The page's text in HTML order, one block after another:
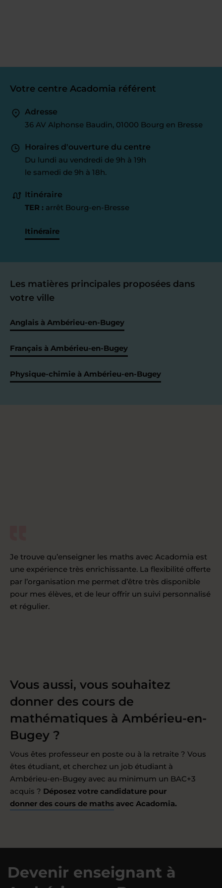
Votre centre Acadomia référent
Adresse
36 AV Alphonse Baudin, 01000 Bourg en Bresse
Horaires d'ouverture du centre
Du lundi au vendredi de 9h à 19h
le samedi de 9h à 18h.
Itinéraire
TER : arrêt Bourg-en-Bresse
Itinéraire
Les matières principales proposées dans
votre ville
Anglais à Ambérieu-en-Bugey
Français à Ambérieu-en-Bugey
Physique-chimie à Ambérieu-en-Bugey
Je trouve qu’enseigner les maths avec Acadomia est
une expérience très enrichissante. La flexibilité offerte
par l’organisation me permet d’être très disponible
pour mes élèves, et de leur offrir un suivi personnalisé
et régulier.
Vous aussi, vous souhaitez
donner des cours de
mathématiques à Ambérieu-en-
Bugey ?
Vous êtes professeur en poste ou à la retraite ? Vous
êtes étudiant, et cherchez un job étudiant à
Ambérieu-en-Bugey avec au minimum un BAC+3
acquis ? Déposez votre candidature pour
donner des cours de maths avec Acadomia.
Devenir enseignant à